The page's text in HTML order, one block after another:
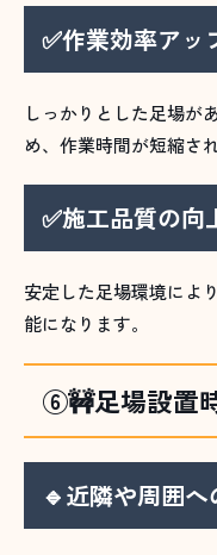
✅作業効率アッ
しっかりとした足場が
め、作業時間が短縮され
✅施工品質の向
安定した足場環境によ
能になります。
⑥🚧足場設置
🔹近隣や周囲へ